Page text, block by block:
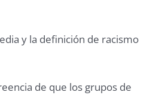
y la definición de racismo
de que los grupos de